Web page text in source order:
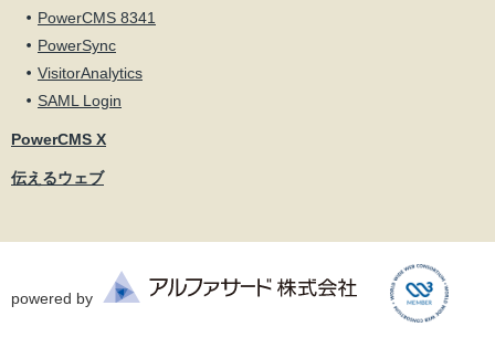
PowerCMS 8341
PowerSync
VisitorAnalytics
SAML Login
PowerCMS X
伝えるウェブ
powered by